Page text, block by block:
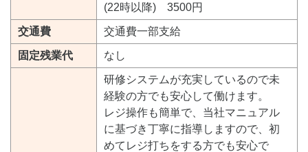
(22時以降) 3500円
交通費 交通費一部支給
固定残業代 なし
研修システムが充実しているので未
経験の方でも安心して働けます。
レジ操作も簡単で、当社マニュアル
に基づき丁寧に指導しますので、初
めてレジ打ちをする方でも安心で